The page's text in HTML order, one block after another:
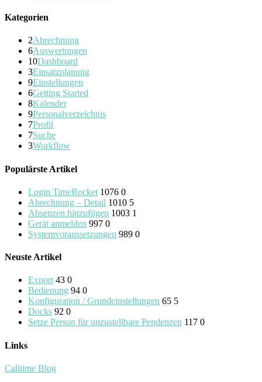
Kategorien
2Abrechnung
6Auswertungen
10Dashboard
3Einsatzplanung
9Einstellungen
6Getting Started
8Kalender
9Personalverzeichnis
7Profil
7Suche
3Workflow
Populärste Artikel
Login TimeRocket 1076 0
Abrechnung – Detail 1010 5
Absenzen hinzufügen 1003 1
Gerät anmelden 997 0
Systemvoraussetzungen 989 0
Neuste Artikel
Export 43 0
Bedienung 94 0
Konfiguration / Grundeinstellungen 65 5
Docks 92 0
Setze Person für unzustellbare Pendenzen 117 0
Links
Calitime Blog